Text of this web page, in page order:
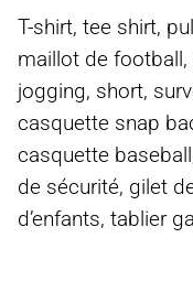
T-shirt, tee shirt,
maillot de football,
jogging, short,
casquette snap
casquette
de sécurité, gilet
d’enfants, tablier